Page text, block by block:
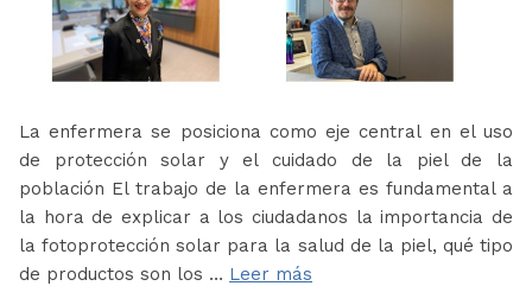
La enfermera se posiciona como eje central en el uso
de protección solar y el cuidado de la piel de la
población El trabajo de la enfermera es fundamental a
la hora de explicar a los ciudadanos la importancia de
la fotoprotección solar para la salud de la piel, qué tipo
de productos son los … Leer más